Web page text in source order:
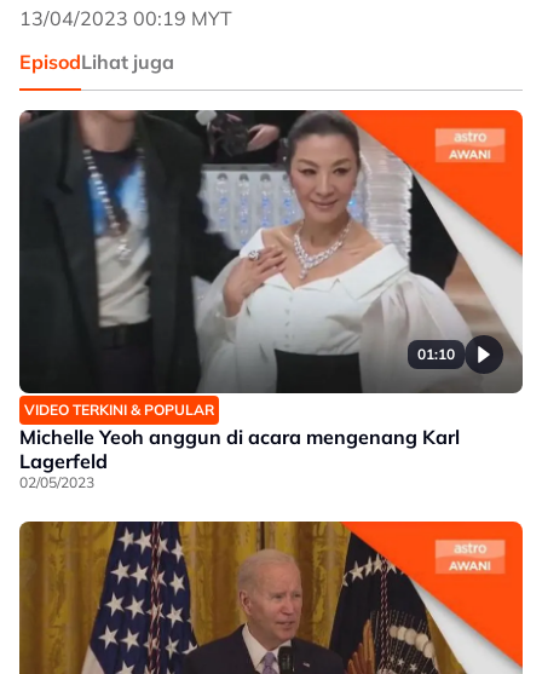
13/04/2023 00:19 MYT
EpisodLihat juga
01:10
VIDEO TERKINI & POPULAR
Michelle Yeoh anggun di acara mengenang Karl
Lagerfeld
02/05/2023